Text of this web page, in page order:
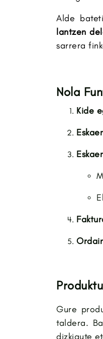
Alde
lantzen
sarrera
Nola
Kide
Gure
taldera.
dizkigute